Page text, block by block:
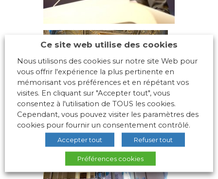
Ce site web utilise des cookies
Nous utilisons des cookies sur notre site Web pour
vous offrir l'expérience la plus pertinente en
mémorisant vos préférences et en répétant vos
visites. En cliquant sur "Accepter tout", vous
consentez à l'utilisation de TOUS les cookies.
Cependant, vous pouvez visiter les paramètres des
cookies pour fournir un consentement contrôlé.
Accepter tout Refuser tout
Préférences cookies